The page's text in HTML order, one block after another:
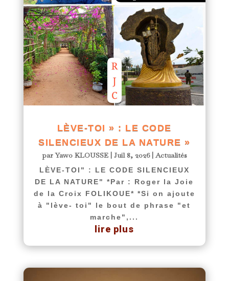
LÈVE-TOI » : LE CODE
SILENCIEUX DE LA NATURE »
parYawo KLOUSSE| Juil 8, 2026|Actualités
LÈVE-TOI" : LE CODE SILENCIEUX
DE LA NATURE" *Par : Roger la Joie
de la Croix FOLIKOUE* *Si on ajoute
à "lève- toi" le bout de phrase "et
marche",...
lire plus